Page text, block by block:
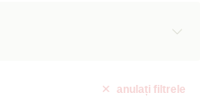
anulați filtrele